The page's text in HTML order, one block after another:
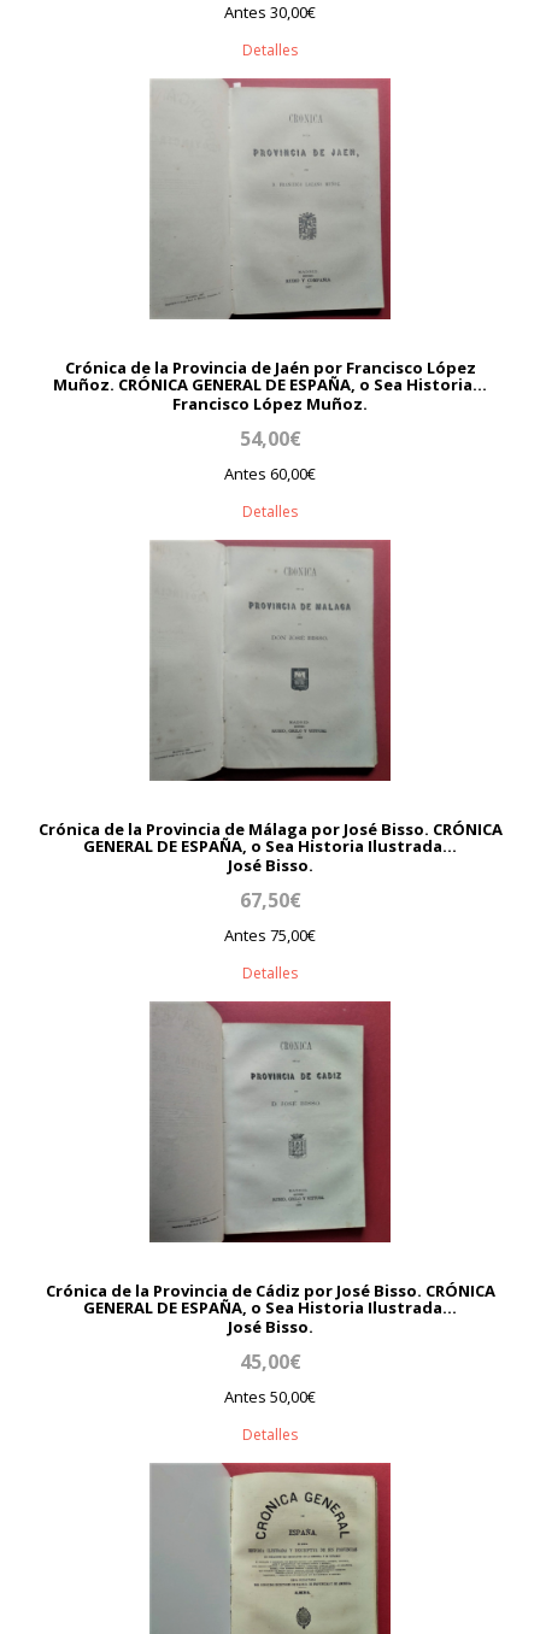
Antes 30,00€
Detalles
Crónica de la Provincia de Jaén por Francisco López
Muñoz. CRÓNICA GENERAL DE ESPAÑA, o Sea Historia...
Francisco López Muñoz.
54,00€
Antes 60,00€
Detalles
Crónica de la Provincia de Málaga por José Bisso. CRÓNICA
GENERAL DE ESPAÑA, o Sea Historia Ilustrada...
José Bisso.
67,50€
Antes 75,00€
Detalles
Crónica de la Provincia de Cádiz por José Bisso. CRÓNICA
GENERAL DE ESPAÑA, o Sea Historia Ilustrada...
José Bisso.
45,00€
Antes 50,00€
Detalles